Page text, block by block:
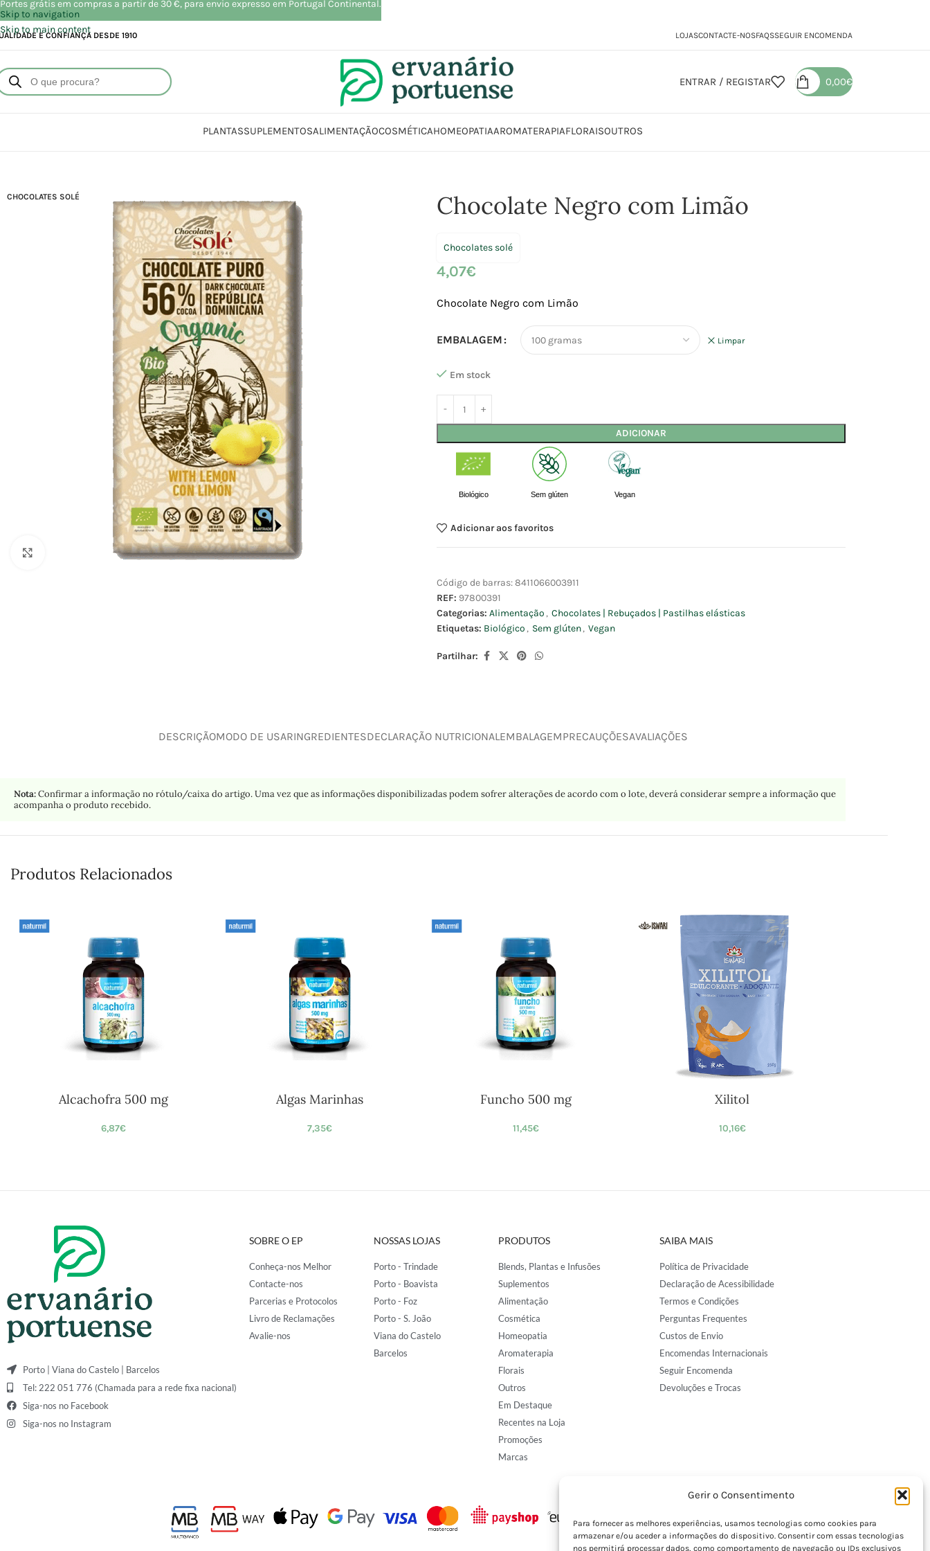
Gerir o Consentimento
Para fornecer as melhores experiências, usamos tecnologias como cookies para
armazenar e/ou aceder a informações do dispositivo. Consentir com essas tecnologias
nos permitirá processar dados, como comportamento de navegação ou IDs exclusivos
Skip to navigation
Skip to main content
E CONFIANÇA DESDE 1910 LOJASCONTACTE-NOSFAQSSEGUIR ENCOMENDA
ENTRAR / REGISTAR 0,00€
PLANTASSUPLEMENTOSALIMENTAÇÃOCOSMÉTICAHOMEOPATIAAROMATERAPIAFLORAISOUTROS
CHOCOLATES SOLÉ Chocolate Negro com Limão
Chocolates solé
4,07€
Chocolate Negro com Limão
EMBALAGEM Limpar
Em stock
ADICIONAR
Biológico Sem glúten Vegan
Adicionar aos favoritos
Código de barras:8411066003911
REF: 97800391
Categorias: Alimentação , Chocolates | Rebuçados | Pastilhas elásticas
Etiquetas: Biológico , Sem glúten, Vegan
Partilhar:
DESCRIÇÃOMODO DE USARINGREDIENTESDECLARAÇÃO NUTRICIONAL EMBALAGEMPRECAUÇÕESAVALIAÇÕES
Nota:Confirmar a informação no rótulo/caixa do artigo. Uma vez que as informações disponibilizadas podem sofrer alterações de acordo com o lote, deverá considerar sempre a informação que
acompanha o produto recebido.
Produtos Relacionados
Alcachofra 500 mg
6,87€
Algas Marinhas
7,35€
Funcho 500 mg
11,45€
Xilitol
10,16€
Porto | Viana do Castelo | Barcelos
Tel: 222 051 776 (Chamada para a rede fixa nacional)
Siga-nos no Facebook
Siga-nos no Instagram
SOBRE O EP
Conheça-nos Melhor
Contacte-nos
Parcerias e Protocolos
Livro de Reclamações
Avalie-nos
NOSSAS LOJAS
Porto - Trindade
Porto - Boavista
Porto - Foz
Porto - S. João
Viana do Castelo
Barcelos
PRODUTOS
Blends, Plantas e Infusões
Suplementos
Alimentação
Cosmética
Homeopatia
Aromaterapia
Florais
Outros
Em Destaque
Recentes na Loja
Promoções
Marcas
SAIBA MAIS
Política de Privacidade
Declaração de Acessibilidade
Termos e Condições
Perguntas Frequentes
Custos de Envio
Encomendas Internacionais
Seguir Encomenda
Devoluções e Trocas
Portes grátis em compras a partir de 30 €, para envio expresso em Portugal Continental.